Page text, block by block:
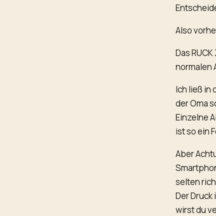
Also
Das
normalen
Ich ließ in
der Oma
Einzelne
ist so ein
Aber
selten
Der
wirst du